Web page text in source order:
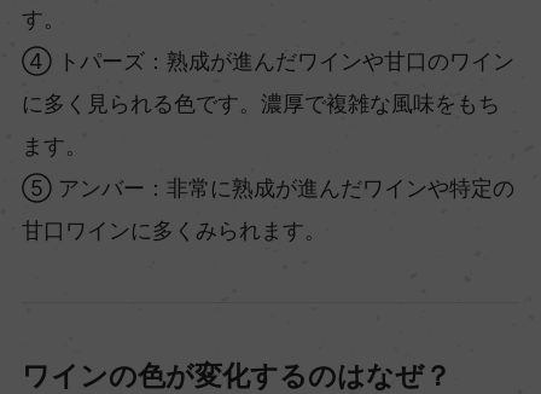
す。
④ トパーズ：熟成が進んだワインや甘口のワイン
に多く見られる色です。濃厚で複雑な風味をもち
ます。
⑤ アンバー：非常に熟成が進んだワインや特定の
甘口ワインに多くみられます。
ワインの色が変化するのはなぜ？